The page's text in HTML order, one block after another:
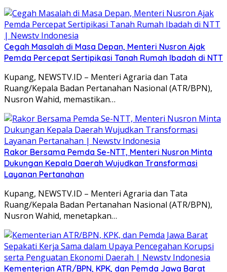
Cegah Masalah di Masa Depan, Menteri Nusron Ajak
Pemda Percepat Sertipikasi Tanah Rumah Ibadah di NTT
Kupang, NEWSTV.ID – Menteri Agraria dan Tata
Ruang/Kepala Badan Pertanahan Nasional (ATR/BPN),
Nusron Wahid, memastikan…
Rakor Bersama Pemda Se-NTT, Menteri Nusron Minta
Dukungan Kepala Daerah Wujudkan Transformasi
Layanan Pertanahan
Kupang, NEWSTV.ID – Menteri Agraria dan Tata
Ruang/Kepala Badan Pertanahan Nasional (ATR/BPN),
Nusron Wahid, menetapkan…
Kementerian ATR/BPN, KPK, dan Pemda Jawa Barat